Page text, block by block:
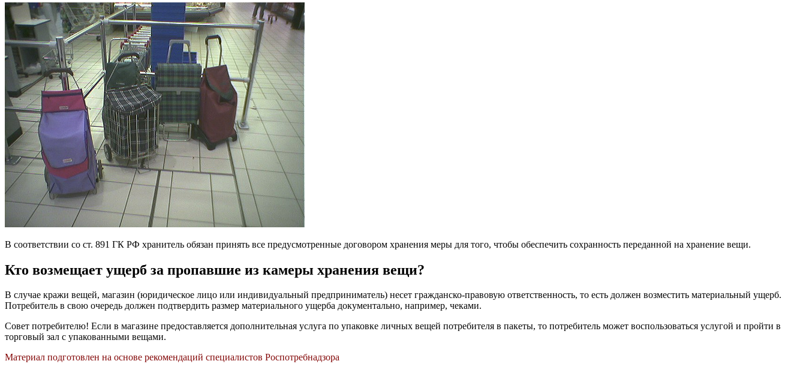
В соответствии со ст. 891 ГК РФ хранитель обязан принять все предусмотренные договором хранения меры для того, чтобы обеспечить сохранность переданной на хранение вещи.
Кто возмещает ущерб за пропавшие из камеры хранения вещи?
В случае кражи вещей, магазин (юридическое лицо или индивидуальный предприниматель) несет гражданско-правовую ответственность, то есть должен возместить материальный ущерб.
Потребитель в свою очередь должен подтвердить размер материального ущерба документально, например, чеками.
Совет потребителю! Если в магазине предоставляется дополнительная услуга по упаковке личных вещей потребителя в пакеты, то потребитель может воспользоваться услугой и пройти в
торговый зал с упакованными вещами.
Материал подготовлен на основе рекомендаций специалистов Роспотребнадзора